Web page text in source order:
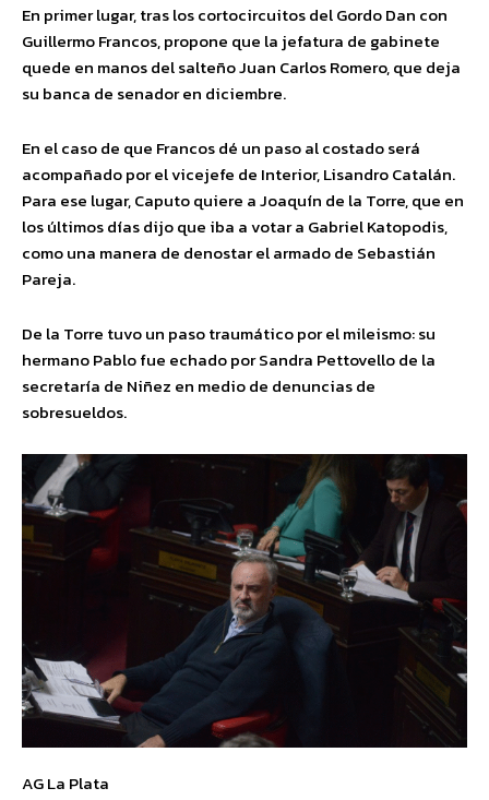
En primer lugar, tras los cortocircuitos del Gordo Dan con
Guillermo Francos, propone que la jefatura de gabinete
quede en manos del salteño Juan Carlos Romero, que deja
su banca de senador en diciembre.
En el caso de que Francos dé un paso al costado será
acompañado por el vicejefe de Interior, Lisandro Catalán.
Para ese lugar, Caputo quiere a Joaquín de la Torre, que en
los últimos días dijo que iba a votar a Gabriel Katopodis,
como una manera de denostar el armado de Sebastián
Pareja.
De la Torre tuvo un paso traumático por el mileismo: su
hermano Pablo fue echado por Sandra Pettovello de la
secretaría de Niñez en medio de denuncias de
sobresueldos.
AG La Plata